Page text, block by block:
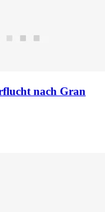
nach Gran